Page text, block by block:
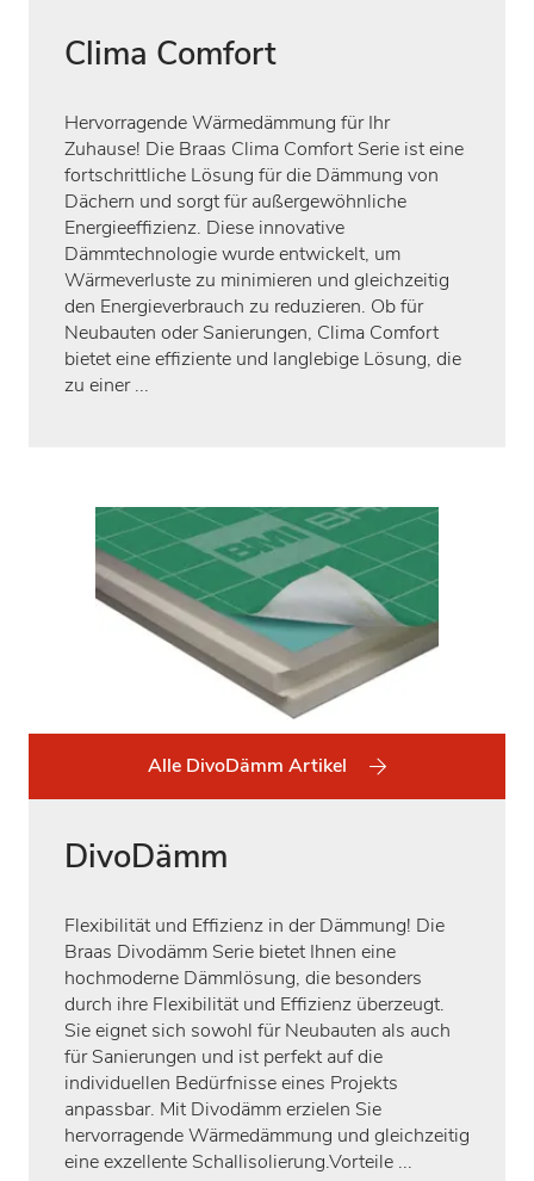
Clima Comfort
Hervorragende Wärmedämmung für Ihr
Zuhause! Die Braas Clima Comfort Serie ist eine
fortschrittliche Lösung für die Dämmung von
Dächern und sorgt für außergewöhnliche
Energieeffizienz. Diese innovative
Dämmtechnologie wurde entwickelt, um
Wärmeverluste zu minimieren und gleichzeitig
den Energieverbrauch zu reduzieren. Ob für
Neubauten oder Sanierungen, Clima Comfort
bietet eine effiziente und langlebige Lösung, die
zu einer ...
Alle DivoDämm Artikel
DivoDämm
Flexibilität und Effizienz in der Dämmung! Die
Braas Divodämm Serie bietet Ihnen eine
hochmoderne Dämmlösung, die besonders
durch ihre Flexibilität und Effizienz überzeugt.
Sie eignet sich sowohl für Neubauten als auch
für Sanierungen und ist perfekt auf die
individuellen Bedürfnisse eines Projekts
anpassbar. Mit Divodämm erzielen Sie
hervorragende Wärmedämmung und gleichzeitig
eine exzellente Schallisolierung.Vorteile ...